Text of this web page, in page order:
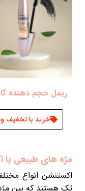
ریمل حجم دهنده
خرید با تخفیف
مژه های طبیعی با
اکستنشن انواع
تک هستند که بین